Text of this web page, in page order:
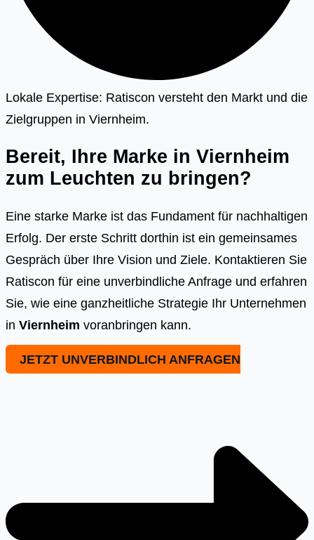
Lokale Expertise: Ratiscon versteht den Markt und die
Zielgruppen in Viernheim.
Bereit, Ihre Marke in Viernheim
zum Leuchten zu bringen?
Eine starke Marke ist das Fundament für nachhaltigen
Erfolg. Der erste Schritt dorthin ist ein gemeinsames
Gespräch über Ihre Vision und Ziele. Kontaktieren Sie
Ratiscon für eine unverbindliche Anfrage und erfahren
Sie, wie eine ganzheitliche Strategie Ihr Unternehmen
in Viernheim voranbringen kann.
JETZT UNVERBINDLICH ANFRAGEN